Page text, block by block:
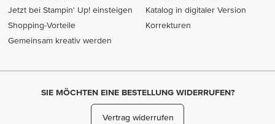
Jetzt bei Stampin' Up! einsteigen
Shopping-Vorteile
Gemeinsam kreativ werden
Katalog in digitaler Version
Korrekturen
SIE MÖCHTEN EINE BESTELLUNG WIDERRUFEN?
Vertrag widerrufen